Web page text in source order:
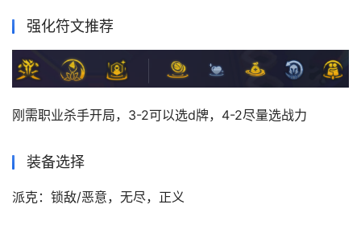
强化符文推荐
刚需职业杀手开局，3-2可以选d牌，4-2尽量选战力
装备选择
派克：锁敌/恶意，无尽，正义